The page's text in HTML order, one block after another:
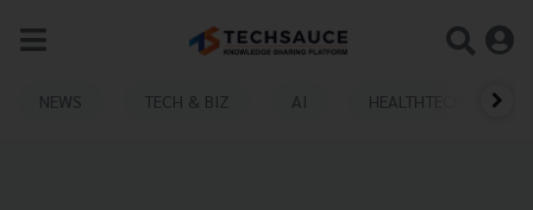
NEWS TECH & BIZ AI HEALTHTECH